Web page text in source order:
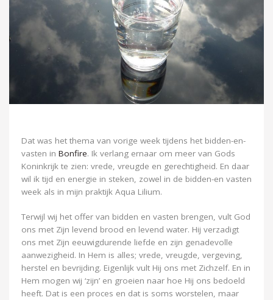
Dat was het thema van vorige week tijdens het bidden-en-
vasten in Bonfire. Ik verlang ernaar om meer van Gods
Koninkrijk te zien: vrede, vreugde en gerechtigheid. En daar
wil ik tijd en energie in steken, zowel in de bidden-en vasten
week als in mijn praktijk Aqua Lilium.
Terwijl wij het offer van bidden en vasten brengen, vult God
ons met Zijn levend brood en levend water. Hij verzadigt
ons met Zijn eeuwigdurende liefde en zijn genadevolle
aanwezigheid. In Hem is alles; vrede, vreugde, vergeving,
herstel en bevrijding. Eigenlijk vult Hij ons met Zichzelf. En in
Hem mogen wij ‘zijn’ en groeien naar hoe Hij ons bedoeld
heeft. Dat is een proces en dat is soms worstelen, maar